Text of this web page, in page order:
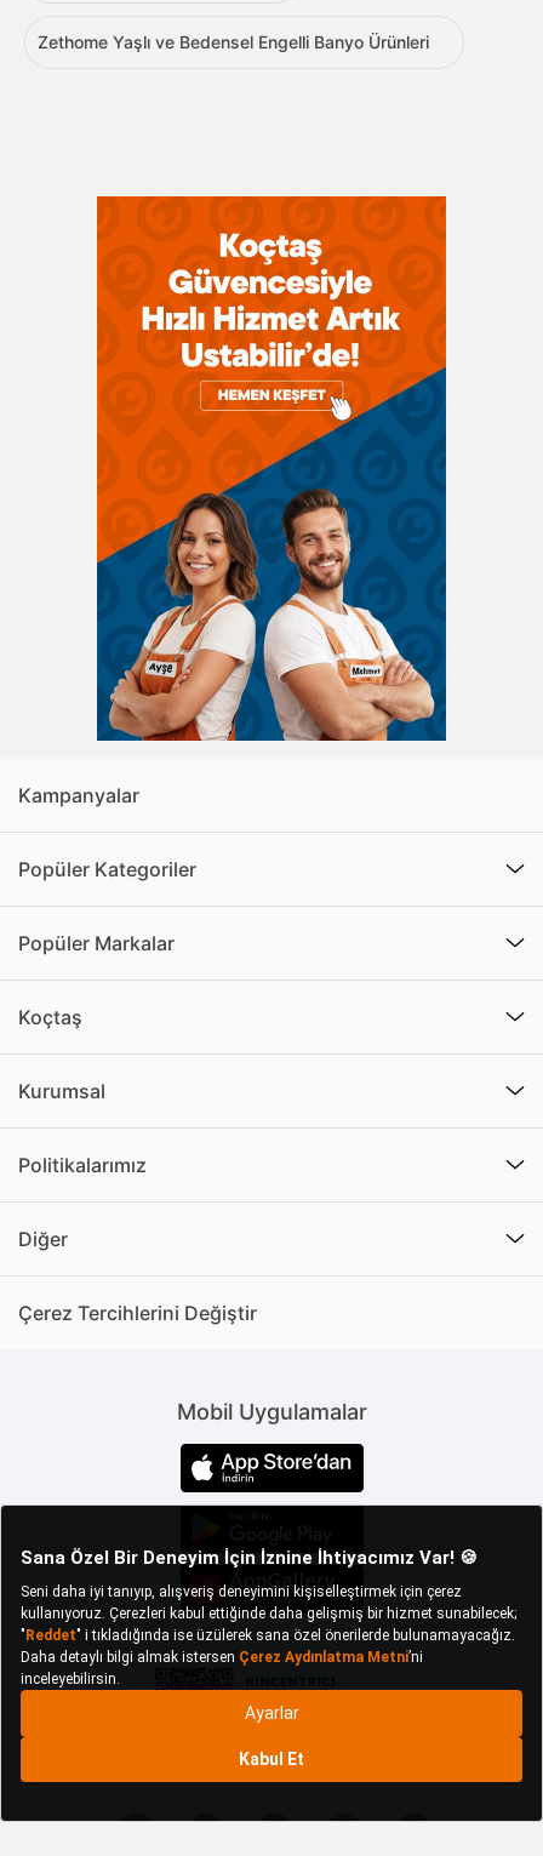
Zethome Yaşlı ve Bedensel Engelli Banyo Ürünleri
Kampanyalar
Popüler Kategoriler
Popüler Markalar
Koçtaş
Kurumsal
Politikalarımız
Diğer
Çerez Tercihlerini Değiştir
Mobil Uygulamalar